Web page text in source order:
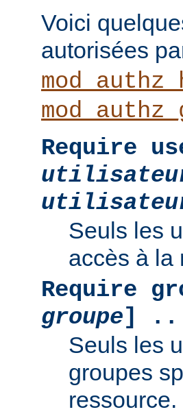
Voici
autorisées
Require
Seuls les
accès à la
Require
groupe]
Seuls les
groupes
ressource.